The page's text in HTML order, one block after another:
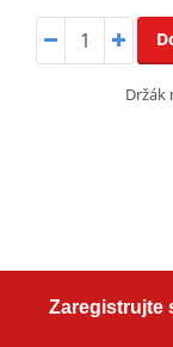
Držák
Zaregistrujte